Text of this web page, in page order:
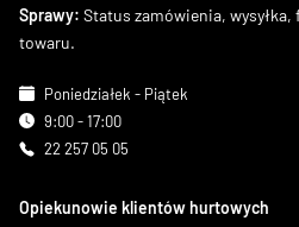
Sprawy: Status zamówienia,
towaru.
Poniedziałek - Piątek
9:00 - 17:00
22 257 05 05
Opiekunowie klientów hurtowych